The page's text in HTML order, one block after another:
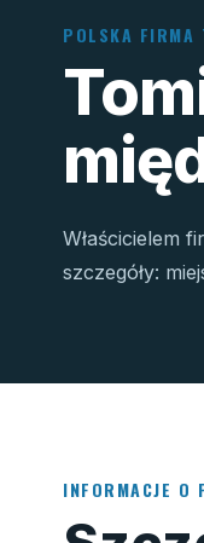
POLSKA FIRMA
Właścicielem
szczegóły:
INFORMACJE O